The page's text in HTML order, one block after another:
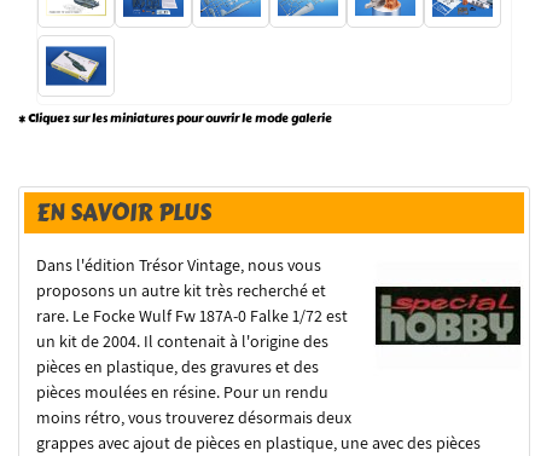
* Cliquez sur les miniatures pour ouvrir le mode galerie
EN SAVOIR PLUS
Dans l'édition Trésor Vintage, nous vous
proposons un autre kit très recherché et
rare. Le Focke Wulf Fw 187A-0 Falke 1/72 est
un kit de 2004. Il contenait à l'origine des
pièces en plastique, des gravures et des
pièces moulées en résine. Pour un rendu
moins rétro, vous trouverez désormais deux
grappes avec ajout de pièces en plastique, une avec des pièces